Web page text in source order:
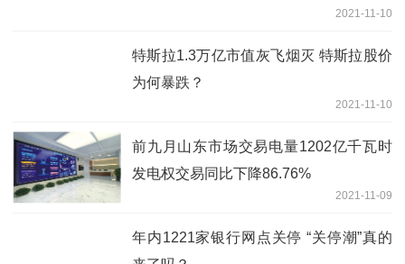
2021-11-10
特斯拉1.3万亿市值灰飞烟灭 特斯拉股价
为何暴跌？
2021-11-10
前九月山东市场交易电量1202亿千瓦时
发电权交易同比下降86.76%
2021-11-09
年内1221家银行网点关停 “关停潮”真的